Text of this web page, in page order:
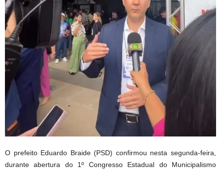
O prefeito Eduardo Braide (PSD) confirmou nesta segunda-feira,
durante abertura do 1º Congresso Estadual do Municipalismo